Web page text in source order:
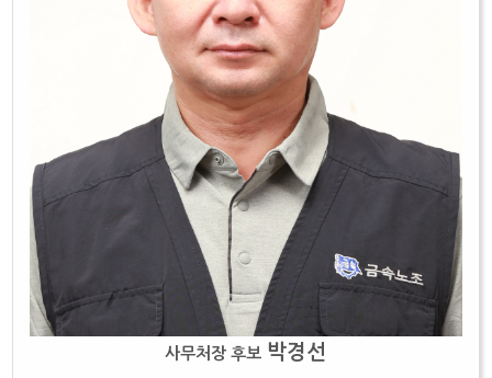
사무처장 후보 박경선